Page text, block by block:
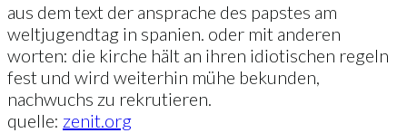
aus dem text der ansprache des papstes am
weltjugendtag in spanien. oder mit anderen
worten: die kirche hält an ihren idiotischen regeln
fest und wird weiterhin mühe bekunden,
nachwuchs zu rekrutieren.
quelle: zenit.org